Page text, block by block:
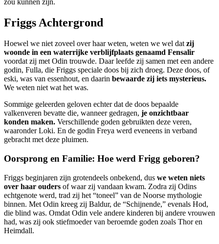
zou kunnen zijn.
Friggs Achtergrond
Hoewel we niet zoveel over haar weten, weten we wel dat zij
woonde in een waterrijke verblijfplaats genaamd Fensalir
voordat zij met Odin trouwde. Daar leefde zij samen met een andere
godin, Fulla, die Friggs speciale doos bij zich droeg. Deze doos, of
eski, was van essenhout, en daarin bewaarde zij iets mysterieus.
We weten niet wat het was.
Sommige geleerden geloven echter dat de doos bepaalde
valkenveren bevatte die, wanneer gedragen, je onzichtbaar
konden maken. Verschillende goden gebruikten deze veren,
waaronder Loki. En de godin Freya werd eveneens in verband
gebracht met deze pluimen.
Oorsprong en Familie: Hoe werd Frigg geboren?
Friggs beginjaren zijn grotendeels onbekend, dus we weten niets
over haar ouders of waar zij vandaan kwam. Zodra zij Odins
echtgenote werd, trad zij het “toneel” van de Noorse mythologie
binnen. Met Odin kreeg zij Baldur, de “Schijnende,” evenals Hod,
die blind was. Omdat Odin vele andere kinderen bij andere vrouwen
had, was zij ook stiefmoeder van beroemde goden zoals Thor en
Heimdall.